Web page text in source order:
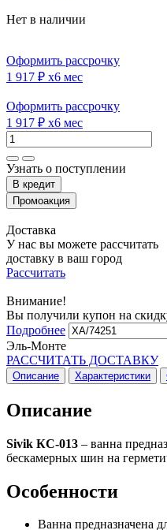
Нет в наличии
Оформить рассрочку
1 917 ₽ x6 мес
Оформить рассрочку
1 917 ₽ x6 мес
Узнать о поступлении
Доставка
У нас вы можете рассчитать
доставку в ваш город
Рассчитать
Внимание!
Вы получили купон на
Подробнее
Эль-Монте
РАССЧИТАТЬ ДОСТАВКУ
Описание Характеристики
Описание
Sivik КС-013 – ванна
бескамерных шин на
Особенности
Ванна предназначена